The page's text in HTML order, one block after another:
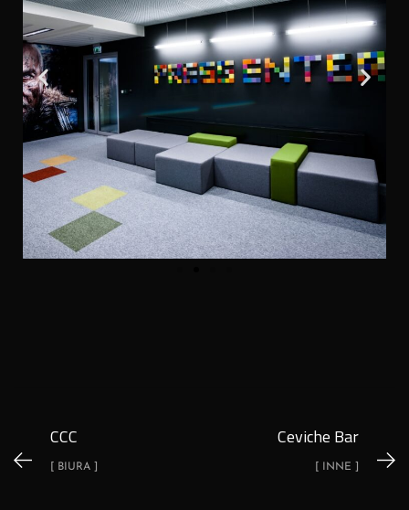
CCC
[ BIURA ]
Ceviche Bar
[ INNE ]